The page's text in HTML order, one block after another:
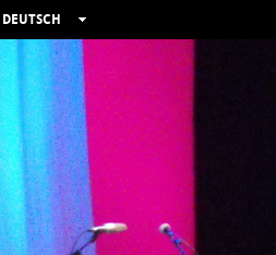
DEUTSCH
ESPAÑOL
VALENCIÀ
ENGLISH
FRANÇAIS
РУССКИЙ